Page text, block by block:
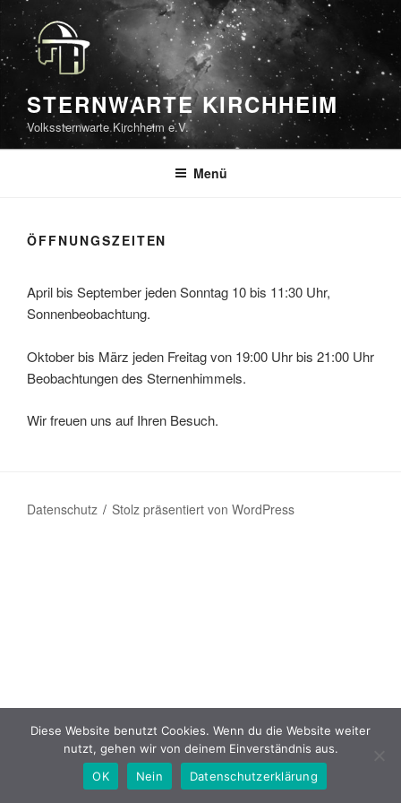
Zum
Inhalt
springen
STERNWARTE KIRCHHEIM
Volkssternwarte Kirchheim e.V.
Menü
ÖFFNUNGSZEITEN
April bis September jeden Sonntag 10 bis 11:30 Uhr,
Sonnenbeobachtung.
Oktober bis März jeden Freitag von 19:00 Uhr bis 21:00 Uhr
Beobachtungen des Sternenhimmels.
Wir freuen uns auf Ihren Besuch.
Datenschutz Stolz präsentiert von WordPress
Diese Website benutzt Cookies. Wenn du die Website weiter
nutzt, gehen wir von deinem Einverständnis aus.
OK
Nein Datenschutzerklärung